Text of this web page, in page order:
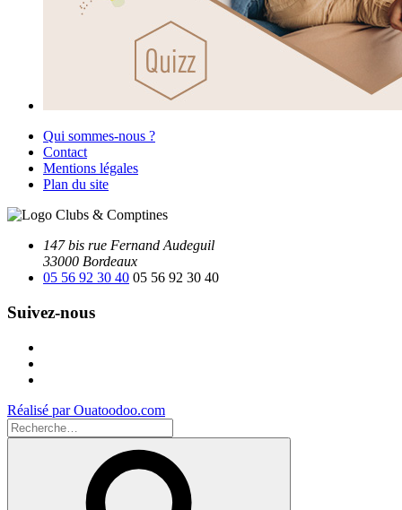
Qui sommes-nous ?
Contact
Mentions légales
Plan du site
147 bis rue Fernand Audeguil
33000 Bordeaux
05 56 92 30 40 05 56 92 30 40
Suivez-nous
Réalisé par Ouatoodoo.com
Recherche
pour